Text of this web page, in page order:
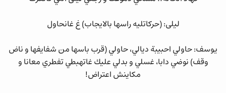
ليلى: (حركاتليه راسها بالايجاب) غ غانحاول
يوسف: حاولي احبيبة ديالي، حاولي (قرب باسها من شفايفها و ناض
وقف) نوضي دابا، غسلي و بدلي عليك غاتهبطي تفطري معانا و
مكاينش اعتراض!